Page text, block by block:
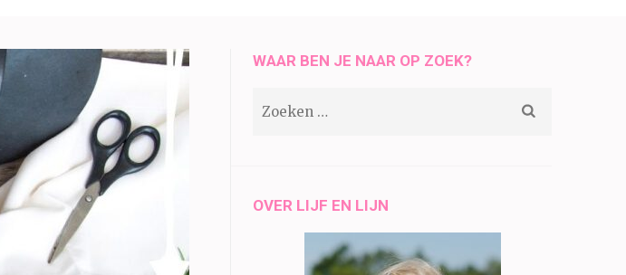
WAAR BEN JE NAAR OP ZOEK?
OVER LIJF EN LIJN